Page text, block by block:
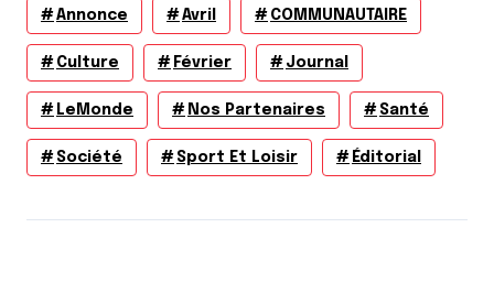
Annonce Avril COMMUNAUTAIRE
Culture Février Journal
LeMonde Nos Partenaires Santé
Société Sport Et Loisir Éditorial